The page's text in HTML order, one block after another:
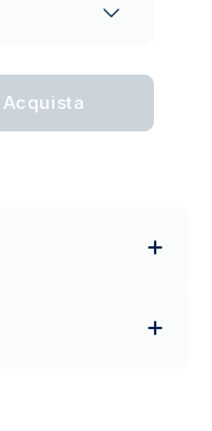
Acquista